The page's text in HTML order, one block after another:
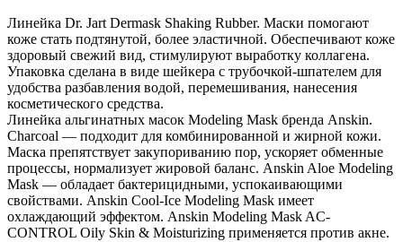
Линейка Dr. Jart Dermask Shaking Rubber. Маски помогают
коже стать подтянутой, более эластичной. Обеспечивают коже
здоровый свежий вид, стимулируют выработку коллагена.
Упаковка сделана в виде шейкера с трубочкой-шпателем для
удобства разбавления водой, перемешивания, нанесения
косметического средства.
Линейка альгинатных масок Modeling Mask бренда Anskin.
Charcoal — подходит для комбинированной и жирной кожи.
Маска препятствует закупориванию пор, ускоряет обменные
процессы, нормализует жировой баланс. Anskin Aloe Modeling
Mask — обладает бактерицидными, успокаивающими
свойствами. Anskin Cool-Ice Modeling Mask имеет
охлаждающий эффектом. Anskin Modeling Mask AC-
CONTROL Oily Skin & Moisturizing применяется против акне.